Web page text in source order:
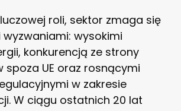
roli, sektor zmaga się
wysokimi
konkurencją ze strony
UE oraz rosnącymi
w zakresie
W ciągu ostatnich 20 lat